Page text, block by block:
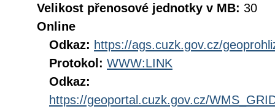
Velikost přenosové jednotky v MB: 30
Online
Odkaz: https://ags.cuzk.gov.cz/
Protokol: WWW:LINK
Odkaz:
https://geoportal.cuzk.gov.cz/